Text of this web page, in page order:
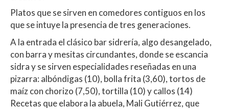
Platos que se sirven en comedores contiguos en los
que se intuye la presencia de tres generaciones.
A la entrada el clásico bar sidrería, algo desangelado,
con barra y mesitas circundantes, donde se escancia
sidra y se sirven especialidades reseñadas en una
pizarra: albóndigas (10), bolla frita (3,60), tortos de
maíz con chorizo (7,50), tortilla (10) y callos (14)
Recetas que elabora la abuela, Mali Gutiérrez, que